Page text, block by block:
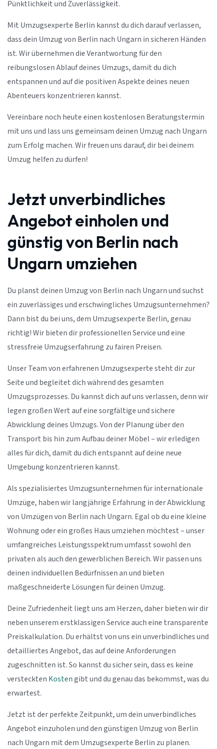
Pünktlichkeit und Zuverlässigkeit.
Mit Umzugsexperte Berlin kannst du dich darauf verlassen,
dass dein Umzug von Berlin nach Ungarn in sicheren Händen
ist. Wir übernehmen die Verantwortung für den
reibungslosen Ablauf deines Umzugs, damit du dich
entspannen und auf die positiven Aspekte deines neuen
Abenteuers konzentrieren kannst.
Vereinbare noch heute einen kostenlosen Beratungstermin
mit uns und lass uns gemeinsam deinen Umzug nach Ungarn
zum Erfolg machen. Wir freuen uns darauf, dir bei deinem
Umzug helfen zu dürfen!
Jetzt unverbindliches
Angebot einholen und
günstig von Berlin nach
Ungarn umziehen
Du planst deinen Umzug von Berlin nach Ungarn und suchst
ein zuverlässiges und erschwingliches Umzugsunternehmen?
Dann bist du bei uns, dem Umzugsexperte Berlin, genau
richtig! Wir bieten dir professionellen Service und eine
stressfreie Umzugserfahrung zu fairen Preisen.
Unser Team von erfahrenen Umzugsexperte steht dir zur
Seite und begleitet dich während des gesamten
Umzugsprozesses. Du kannst dich auf uns verlassen, denn wir
legen großen Wert auf eine sorgfältige und sichere
Abwicklung deines Umzugs. Von der Planung über den
Transport bis hin zum Aufbau deiner Möbel – wir erledigen
alles für dich, damit du dich entspannt auf deine neue
Umgebung konzentrieren kannst.
Als spezialisiertes Umzugsunternehmen für internationale
Umzüge, haben wir langjährige Erfahrung in der Abwicklung
von Umzügen von Berlin nach Ungarn. Egal ob du eine kleine
Wohnung oder ein großes Haus umziehen möchtest – unser
umfangreiches Leistungsspektrum umfasst sowohl den
privaten als auch den gewerblichen Bereich. Wir passen uns
deinen individuellen Bedürfnissen an und bieten
maßgeschneiderte Lösungen für deinen Umzug.
Deine Zufriedenheit liegt uns am Herzen, daher bieten wir dir
neben unserem erstklassigen Service auch eine transparente
Preiskalkulation. Du erhältst von uns ein unverbindliches und
detailliertes Angebot, das auf deine Anforderungen
zugeschnitten ist. So kannst du sicher sein, dass es keine
versteckten Kostengibt und du genau das bekommst, was du
erwartest.
Jetzt ist der perfekte Zeitpunkt, um dein unverbindliches
Angebot einzuholen und den günstigen Umzug von Berlin
nach Ungarn mit dem Umzugsexperte Berlin zu planen.